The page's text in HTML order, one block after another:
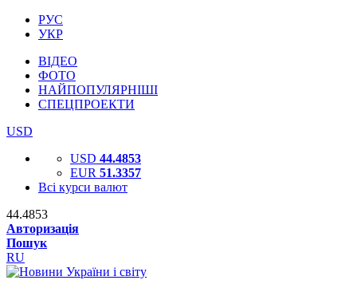
РУС
УКР
ВІДЕО
ФОТО
НАЙПОПУЛЯРНІШІ
СПЕЦПРОЕКТИ
USD
USD 44.4853
EUR 51.3357
Всі курси валют
44.4853
Авторизація
Пошук
RU